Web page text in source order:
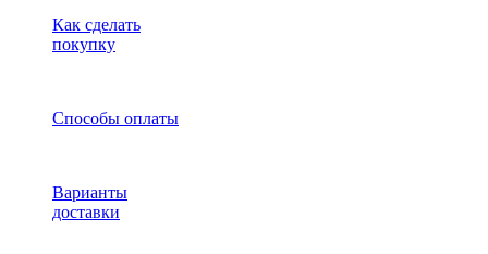
Как сделать
покупку
Способы оплаты
Варианты
доставки